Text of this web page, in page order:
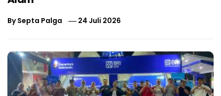
BySepta Palga 24 Juli 2026